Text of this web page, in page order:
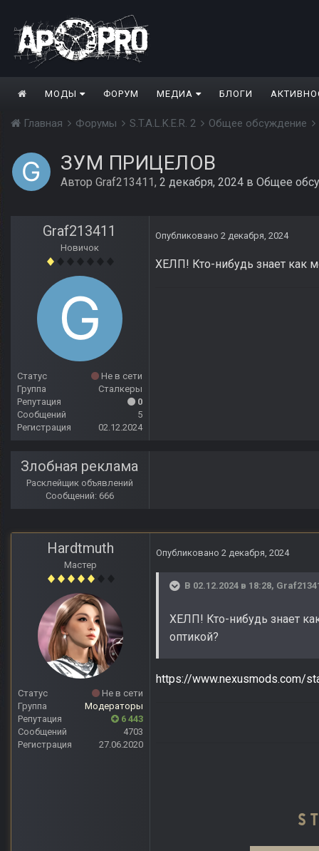
МОДЫ ФОРУМ МЕДИА БЛОГИ
Главная Форумы S.T.A.L.K.E.R. 2 Общее обсуждение
ЗУМ ПРИЦЕЛОВ
Автор Graf213411, 2 декабря, 2024 в Общее
Graf213411
Новичок
Статус
Не в сети
Группа
Сталкеры
Репутация
0
Сообщений
5
Регистрация
02.12.2024
Опубликовано 2 декабря, 2024
ХЕЛП! Кто-нибудь знает как
Злобная реклама
Расклейщик объявлений
Сообщений: 666
Hardtmuth
Мастер
Статус
Не в сети
Группа
Модераторы
Репутация
6 443
Сообщений
4703
Регистрация
27.06.2020
Опубликовано 2 декабря, 2024
В 02.12.2024 в 18:28,
ХЕЛП! Кто-нибудь знает
оптикой?
https://www.nexusmods.com/